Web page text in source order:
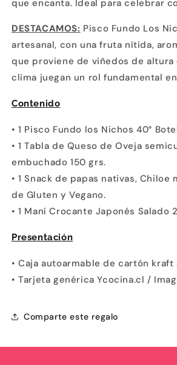
que encanta. Ideal para celebrar
DESTACAMOS: Pisco Fundo Los
artesanal, con una fruta nítida,
que proviene de viñedos de
clima juegan un rol fundamental
Contenido
• 1 Pisco Fundo los Nichos 40°
• 1 Tabla de Queso de Oveja
embuchado 150 grs.
• 1 Snack de papas nativas, Chiloe
de Gluten y Vegano.
• 1 Maní Crocante Japonés Salado
Presentación
•Caja autoarmable de cartón kraft
• Tarjeta genérica Ycocina.cl /
Comparte este regalo